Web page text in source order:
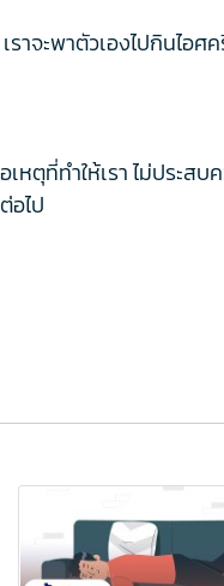
าจะพาตัวเองไปกินไอศ
หตุที่ทำให้เรา ไม่ประสบ
อไป